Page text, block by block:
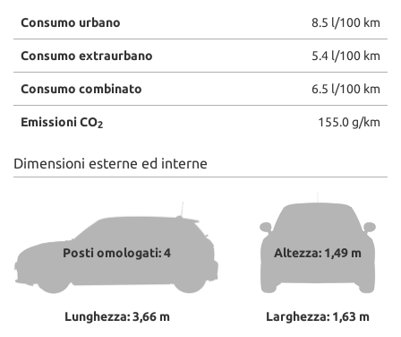
Consumo urbano 8.5 l/100 km
Consumo extraurbano 5.4 l/100 km
Consumo combinato 6.5 l/100 km
Emissioni CO2 155.0 g/km
Dimensioni esterne ed interne
Posti omologati: 4
Lunghezza: 3,66 m
Altezza: 1,49 m
Larghezza: 1,63 m